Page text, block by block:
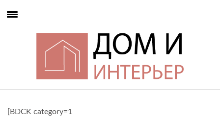
[BDCK category=1